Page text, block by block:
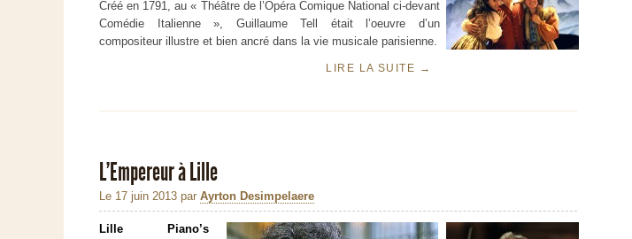
Créé en 1791, au « Théâtre de l’Opéra Comique National ci-devant
Comédie Italienne », Guillaume Tell était l’oeuvre d’un
compositeur illustre et bien ancré dans la vie musicale parisienne.
LIRE LA SUITE →
L’Empereur à Lille
Le 17 juin 2013 par Ayrton Desimpelaere
Lille Piano’s